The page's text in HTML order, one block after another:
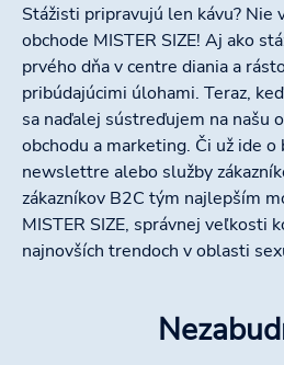
Stážisti pripravujú len kávu? Nie
obchode MISTER SIZE! Aj ako
prvého dňa v centre diania a
pribúdajúcimi úlohami. Teraz,
sa naďalej sústreďujem na našu
obchodu a marketing. Či už ide
newslettre alebo služby
zákazníkov B2C tým najlepším
MISTER SIZE, správnej veľkosti
najnovších trendoch v oblasti